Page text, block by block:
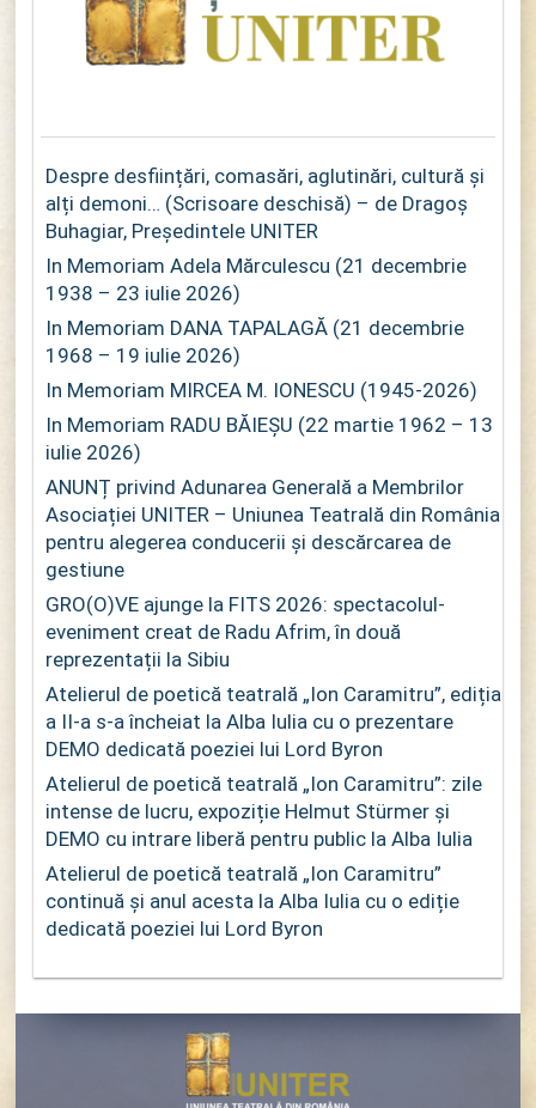
Despre desființări, comasări, aglutinări, cultură și
alți demoni… (Scrisoare deschisă) – de Dragoș
Buhagiar, Președintele UNITER
In Memoriam Adela Mărculescu (21 decembrie
1938 – 23 iulie 2026)
In Memoriam DANA TAPALAGĂ (21 decembrie
1968 – 19 iulie 2026)
In Memoriam MIRCEA M. IONESCU (1945-2026)
In Memoriam RADU BĂIEȘU (22 martie 1962 – 13
iulie 2026)
ANUNȚ privind Adunarea Generală a Membrilor
Asociației UNITER – Uniunea Teatrală din România
pentru alegerea conducerii și descărcarea de
gestiune
GRO(O)VE ajunge la FITS 2026: spectacolul-
eveniment creat de Radu Afrim, în două
reprezentații la Sibiu
Atelierul de poetică teatrală „Ion Caramitru”, ediția
a II-a s-a încheiat la Alba Iulia cu o prezentare
DEMO dedicată poeziei lui Lord Byron
Atelierul de poetică teatrală „Ion Caramitru”: zile
intense de lucru, expoziție Helmut Stürmer și
DEMO cu intrare liberă pentru public la Alba Iulia
Atelierul de poetică teatrală „Ion Caramitru”
continuă și anul acesta la Alba Iulia cu o ediție
dedicată poeziei lui Lord Byron